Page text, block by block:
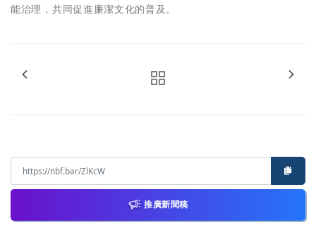
能治理，共同促進廉潔文化的普及。
推廣新聞稿